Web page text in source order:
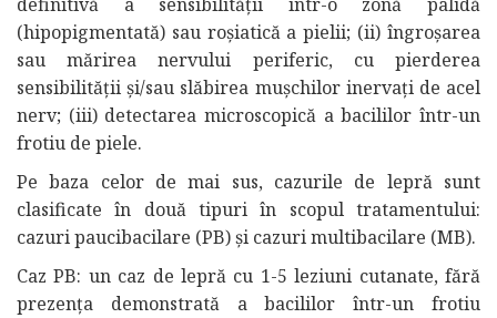
(hipopigmentată) sau roșiatică a pielii; (ii) îngroșarea
sau mărirea nervului periferic, cu pierderea
sensibilității și/sau slăbirea mușchilor inervați de acel
nerv; (iii) detectarea microscopică a bacililor într-un
frotiu de piele.
Pe baza celor de mai sus, cazurile de lepră sunt
clasificate în două tipuri în scopul tratamentului:
cazuri paucibacilare (PB) și cazuri multibacilare (MB).
Caz PB: un caz de lepră cu 1-5 leziuni cutanate, fără
prezența demonstrată a bacililor într-un frotiu